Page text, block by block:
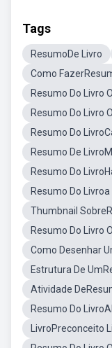
Tags
ResumoDe Livro
Como
Resumo Do Livro
Resumo Do Livro
Resumo Do
Resumo De
Resumo Do
Resumo Do
Thumbnail
Resumo Do Livro
Como Desenhar
Estrutura De
Atividade
Resumo Do
LivroPreconceito